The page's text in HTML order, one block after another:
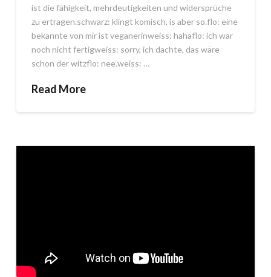
ist die fähigkeit, mehrdeutigkeiten und widersprüche
zu ertragen.schwarz: klingt komisch, is aber so.flo: eine
bekannte von mir ist veganerinweiss: hahaflo: ich war
noch nicht fertigweiss: sorry, ich dachte, das wäre
schon der witzflo: nee.weiss: …
Read More